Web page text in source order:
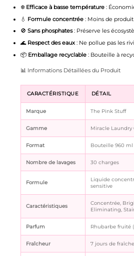
❄️ Efficace à basse température:
💧 Formule concentrée: Moins de
🚫 Sans phosphates: Préserve les
🌊 Respect des eaux: Ne pollue pas les
📦 Emballage recyclable: Bouteille à
📊 Informations Détaillées du Produit
CARACTÉRISTIQUE DÉTAIL
Marque The Pink Stuff
Gamme Miracle Laundry
Format Bouteille 960 ml
Nombre de lavages 30 charges
Formule
Liquide
sensitive
Caractéristiques
Concentrée,
Eliminating,
Parfum Rhubarbe fruité
Fraîcheur 7 jours de